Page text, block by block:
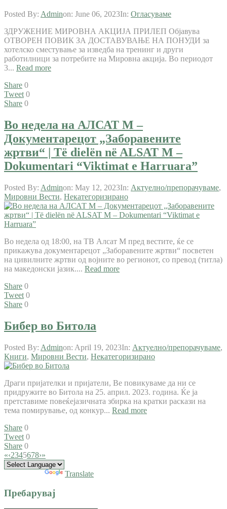
Posted By: Adminon: June 06, 2023In: Огласуваме
ЗДРУЖЕНИЕ МИРОВНА АКЦИЈА ПРИЛЕП Објавува
ОТВОРЕН ПОВИК ЗА ДОСТАВУВАЊЕ НА ПОНУДИ за
хотелско сместување за изведба на тренинг и други
работилници за потребите на Мировна акција. Во периодот
3... Read more
Share 0
Tweet 0
Share 0
Во недела на АЛСАТ М –
Документарецот „Заборавените
жртви“ | Të dielën në ALSAT M –
Dokumentari “Viktimat e Harruara”
Posted By: Adminon: May 12, 2023In: Актуелно/препорачуваме,
Мировни Вести, Некатегоризирано
Во недела од 18:00, на ТВ Алсат М пред вестите, ќе се
прикажува документарецот „Заборавените жртви“ посветен
на цивилните жртви од војните во регионот, со превод (титла)
на македонски јазик.... Read more
Share 0
Tweet 0
Share 0
Бибер во Битола
Posted By: Adminon: April 19, 2023In: Актуелно/препорачуваме,
Книги, Мировни Вести, Некатегоризирано
Драги пријателки и пријатели, Ве повикуваме да ни се
придружите во Битола на 25. април. 2023. година. Ќе ја
претставиме повеќејазичната збирка на кратки раскази на
тема помирување, од конкур... Read more
Share 0
Tweet 0
Share 0
«‹2345678›»
Translate
Пребарувај